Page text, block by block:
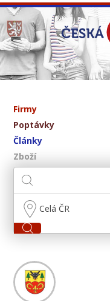
Firmy
Poptávky
Články
Zboží
Celá ČR